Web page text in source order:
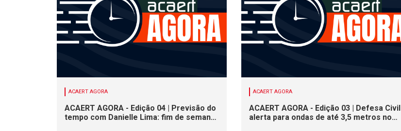
ACAERT AGORA
ACAERT AGORA - Edição 04 | Previsão do
tempo com Danielle Lima: fim de semana
ACAERT AGORA
ACAERT AGORA - Edição 03 | Defesa Civil
alerta para ondas de até 3,5 metros no